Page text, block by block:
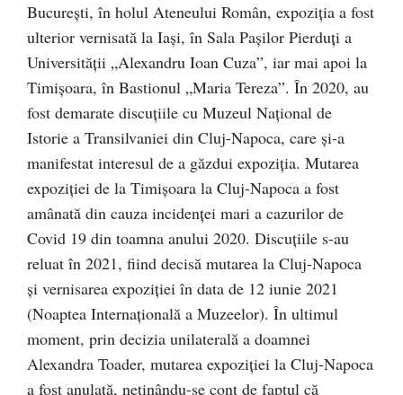
București, în holul Ateneului Român, expoziția a fost
ulterior vernisată la Iași, în Sala Pașilor Pierduți a
Universității „Alexandru Ioan Cuza”, iar mai apoi la
Timișoara, în Bastionul „Maria Tereza”. În 2020, au
fost demarate discuțiile cu Muzeul Național de
Istorie a Transilvaniei din Cluj-Napoca, care și-a
manifestat interesul de a găzdui expoziția. Mutarea
expoziției de la Timișoara la Cluj-Napoca a fost
amânată din cauza incidenței mari a cazurilor de
Covid 19 din toamna anului 2020. Discuțiile s-au
reluat în 2021, fiind decisă mutarea la Cluj-Napoca
și vernisarea expoziției în data de 12 iunie 2021
(Noaptea Internațională a Muzeelor). În ultimul
moment, prin decizia unilaterală a doamnei
Alexandra Toader, mutarea expoziției la Cluj-Napoca
a fost anulată, neținându-se cont de faptul că